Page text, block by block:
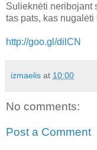
Sulieknėti neribojant
tas pats, kas
http://goo.gl/dilCN
izmaelis at 10:00
No comments:
Post a Comment